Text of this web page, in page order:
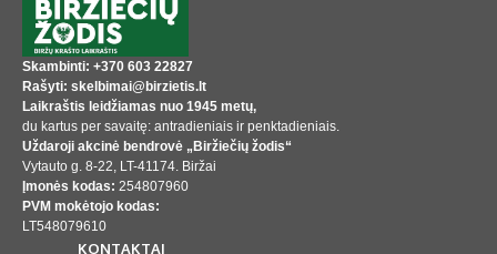
Skambinti: +370 603 22827
Rašyti: skelbimai@birzietis.lt
Laikraštis leidžiamas nuo 1945 metų,
du kartus per savaitę: antradieniais ir penktadieniais.
Uždaroji akcinė bendrovė „Biržiečių žodis“
Vytauto g. 8-22, LT-41174. Biržai
Įmonės kodas: 254807960
PVM mokėtojo kodas:
LT548079610
KONTAKTAI